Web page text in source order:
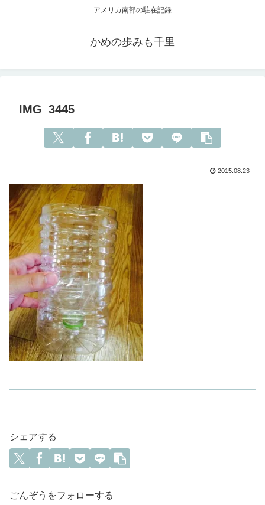
アメリカ南部の駐在記録
かめの歩みも千里
IMG_3445
2015.08.23
シェアする
ごんぞうをフォローする